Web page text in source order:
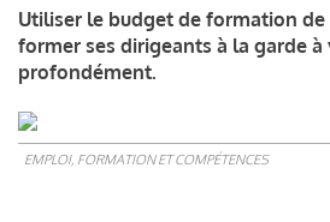
Utiliser le budget de formation
former ses dirigeants à la garde à
profondément.
EMPLOI, FORMATION ET COMPÉTENCES